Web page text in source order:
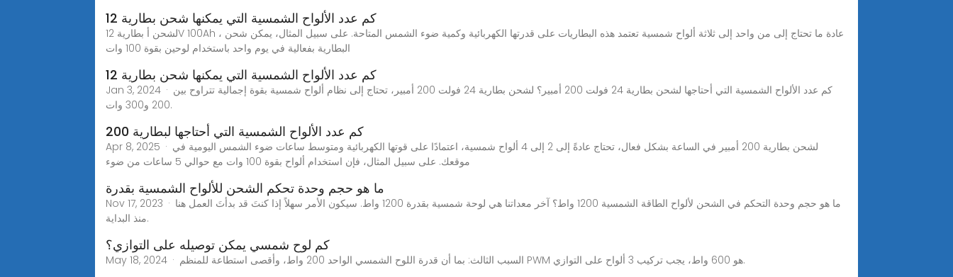
كم عدد الألواح الشمسية التي يمكنها شحن بطارية 12
لشحن أ بطارية 12V 100Ah ، عادة ما تحتاج إلى من واحد إلى ثلاثة ألواح شمسية تعتمد هذه البطاريات على قدرتها الكهربائية وكمية ضوء الشمس المتاحة. على سبيل المثال، يمكن شحن
البطارية بفعالية في يوم واحد باستخدام لوحين بقوة 100 وات
كم عدد الألواح الشمسية التي يمكنها شحن بطارية 12
Jan 3, 2024 · كم عدد الألواح الشمسية التي أحتاجها لشحن بطارية 24 فولت 200 أمبير؟ لشحن بطارية 24 فولت 200 أمبير، تحتاج إلى نظام ألواح شمسية بقوة إجمالية تتراوح بين
200 و300 وات.
كم عدد الألواح الشمسية التي أحتاجها لبطارية 200
Apr 8, 2025 · لشحن بطارية 200 أمبير في الساعة بشكل فعال، تحتاج عادةً إلى 2 إلى 4 ألواح شمسية، اعتمادًا على قوتها الكهربائية ومتوسط ساعات ضوء الشمس اليومية في
موقعك. على سبيل المثال، فإن استخدام ألواح بقوة 100 وات مع حوالي 5 ساعات من ضوء
ما هو حجم وحدة تحكم الشحن للألواح الشمسية بقدرة
Nov 17, 2023 · ما هو حجم وحدة التحكم في الشحن لألواح الطاقة الشمسية 1200 واط؟ آخر معداتنا هي لوحة شمسية بقدرة 1200 واط. سيكون الأمر سهلاً إذا كنتَ قد بدأتَ العمل هنا
منذ البداية.
كم لوح شمسي يمكن توصيله على التوازي؟
May 18, 2024 · السبب الثالث: بما أن قدرة اللوح الشمسي الواحد 200 واط، وأقصى استطاعة للمنظم PWM هو 600 واط، يجب تركيب 3 ألواح على التوازي.